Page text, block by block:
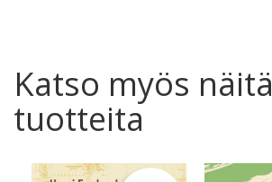
Katso myös näitä
tuotteita